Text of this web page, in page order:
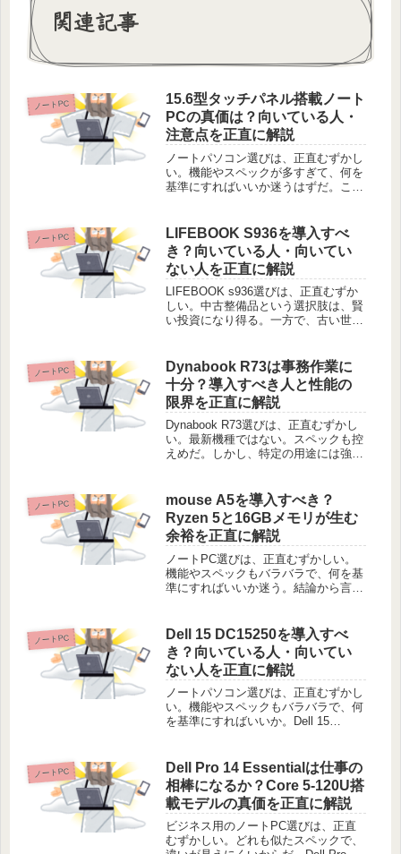
関連記事
ノートPC
15.6型タッチパネル搭載ノート
PCの真価は？向いている人・
注意点を正直に解説
ノートパソコン選びは、正直むずかし
い。機能やスペックが多すぎて、何を
基準にすればいいか迷うはずだ。この
型という大きな画面に、360度の回転
機構とタッチパネルを詰め込んで...
ノートPC
LIFEBOOK S936を導入すべ
き？向いている人・向いてい
ない人を正直に解説
LIFEBOOK s936選びは、正直むずか
しい。中古整備品という選択肢は、賢
い投資になり得る。一方で、古い世代
と視認性の境界線。この1台が、あな
たの仕事の速度をどう変え...
ノートPC
Dynabook R73は事務作業に
十分？導入すべき人と性能の
限界を正直に解説
Dynabook R73選びは、正直むずかし
い。最新機種ではない。スペックも控
えめだ。しかし、特定の用途には強い
方で、動画編集などには向かない。こ
の機体が「あなたの道具」に...
ノートPC
mouse A5を導入すべき？
Ryzen 5と16GBメモリが生む
余裕を正直に解説
ノートPC選びは、正直むずかしい。
機能やスペックもバラバラで、何を基
準にすればいいか迷う。結論から言
ビジネスや事務作業である場合に限
る。15.6インチの大きな画面と、R...
ノートPC
Dell 15 DC15250を導入すべ
き？向いている人・向いてい
ない人を正直に解説
ノートパソコン選びは、正直むずかし
い。機能やスペックもバラバラで、何
を基準にすればいいか。Dell 15
に動かす場面で、この構成は活きる。
16GBのメモリが、作業中...
ノートPC
Dell Pro 14 Essentialは仕事の
相棒になるか？Core 5-120U搭
載モデルの真価を正直に解説
ビジネス用のノートPC選びは、正直
むずかしい。どれも似たスペックで、